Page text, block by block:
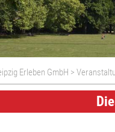
Erleben GmbH >